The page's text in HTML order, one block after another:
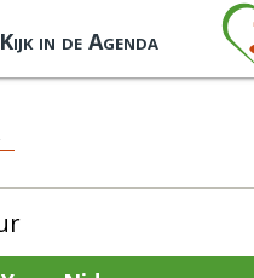
Kijk in de Agenda